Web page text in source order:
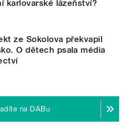
karlovarské lázeňství?
ze Sokolova překvapil
O dětech psala média
na DABu